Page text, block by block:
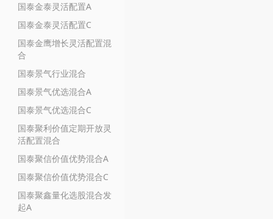
国泰金泰灵活配置A
国泰金泰灵活配置C
国泰金鹰增长灵活配置混
合
国泰景气行业混合
国泰景气优选混合A
国泰景气优选混合C
国泰聚利价值定期开放灵
活配置混合
国泰聚信价值优势混合A
国泰聚信价值优势混合C
国泰聚鑫量化选股混合发
起A